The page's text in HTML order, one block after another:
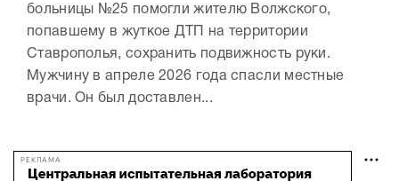
больницы №25 помогли жителю Волжского,
попавшему в жуткое ДТП на территории
Ставрополья, сохранить подвижность руки.
Мужчину в апреле 2026 года спасли местные
врачи. Он был доставлен...
РЕКЛАМА